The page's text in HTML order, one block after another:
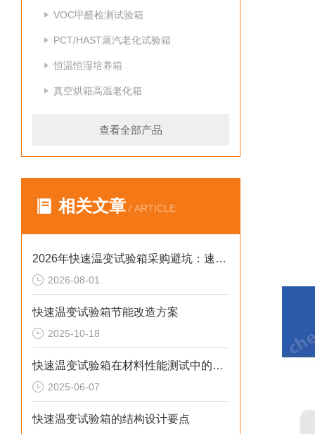
VOC甲醛检测试验箱
PCT/HAST蒸汽老化试验箱
恒温恒湿培养箱
真空烘箱高温老化箱
查看全部产品
相关文章 / ARTICLE
2026年快速温变试验箱采购避坑：速率、工况与合规选型逻辑
2026-08-01
快速温变试验箱节能改造方案
2025-10-18
快速温变试验箱在材料性能测试中的重要作用
2025-06-07
快速温变试验箱的结构设计要点